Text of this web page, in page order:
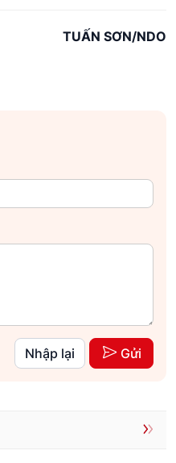
TUẤN SƠN/NDO
Nhập lại Gửi